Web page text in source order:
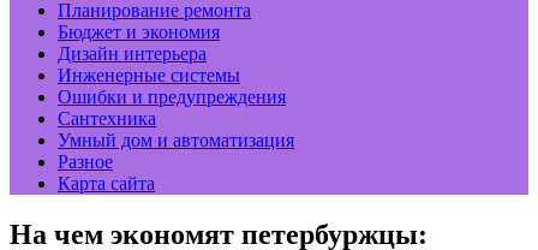
Планирование ремонта
Бюджет и экономия
Дизайн интерьера
Инженерные системы
Ошибки и предупреждения
Сантехника
Умный дом и автоматизация
Разное
Карта сайта
На чем экономят петербуржцы: